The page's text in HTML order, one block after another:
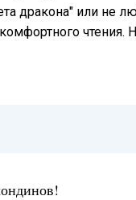
дракона" или